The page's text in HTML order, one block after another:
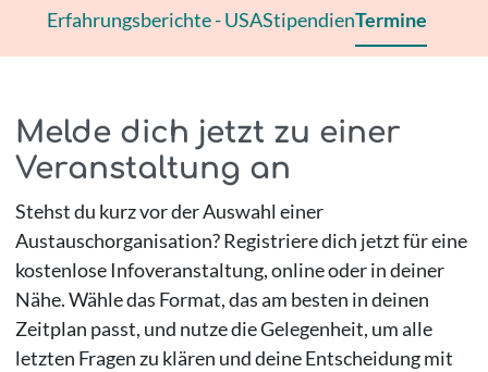
Erfahrungsberichte - USAStipendienTermine
Melde dich jetzt zu einer
Veranstaltung an
Stehst du kurz vor der Auswahl einer
Austauschorganisation? Registriere dich jetzt für eine
kostenlose Infoveranstaltung, online oder in deiner
Nähe. Wähle das Format, das am besten in deinen
Zeitplan passt, und nutze die Gelegenheit, um alle
letzten Fragen zu klären und deine Entscheidung mit